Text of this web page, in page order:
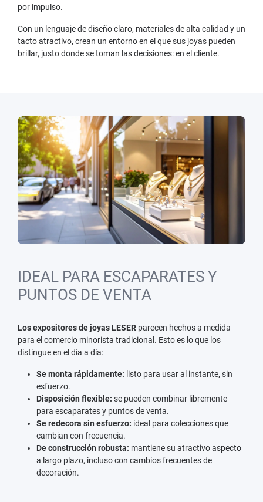
por impulso.
Con un lenguaje de diseño claro, materiales de alta calidad y un
tacto atractivo, crean un entorno en el que sus joyas pueden
brillar, justo donde se toman las decisiones: en el cliente.
IDEAL PARA ESCAPARATES Y
PUNTOS DE VENTA
Los expositores de joyas LESER parecen hechos a medida
para el comercio minorista tradicional. Esto es lo que los
distingue en el día a día:
Se monta rápidamente: listo para usar al instante, sin
esfuerzo.
Disposición flexible: se pueden combinar libremente
para escaparates y puntos de venta.
Se redecora sin esfuerzo: ideal para colecciones que
cambian con frecuencia.
De construcción robusta: mantiene su atractivo aspecto
a largo plazo, incluso con cambios frecuentes de
decoración.